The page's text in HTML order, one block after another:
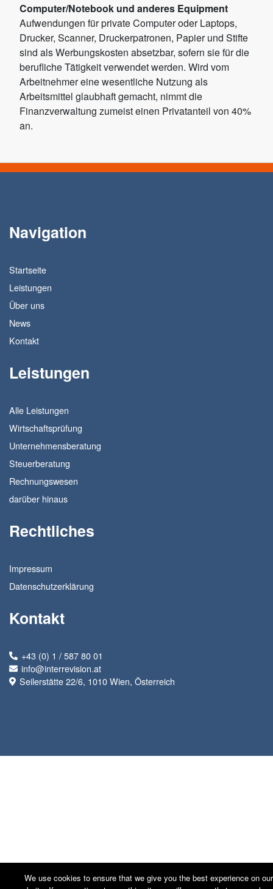
Computer/Notebook und anderes Equipment
Aufwendungen für private Computer oder Laptops,
Drucker, Scanner, Druckerpatronen, Papier und Stifte
sind als Werbungskosten absetzbar, sofern sie für die
berufliche Tätigkeit verwendet werden. Wird vom
Arbeitnehmer eine wesentliche Nutzung als
Arbeitsmittel glaubhaft gemacht, nimmt die
Finanzverwaltung zumeist einen Privatanteil von 40%
an.
Navigation
Startseite
Leistungen
Über uns
News
Kontakt
Leistungen
Alle Leistungen
Wirtschaftsprüfung
Unternehmensberatung
Steuerberatung
Rechnungswesen
darüber hinaus
Rechtliches
Impressum
Datenschutzerklärung
Kontakt
+43 (0) 1 / 587 80 01
info@interrevision.at
Seilerstätte 22/6, 1010 Wien, Österreich
We use cookies to ensure that we give you the best experience on our